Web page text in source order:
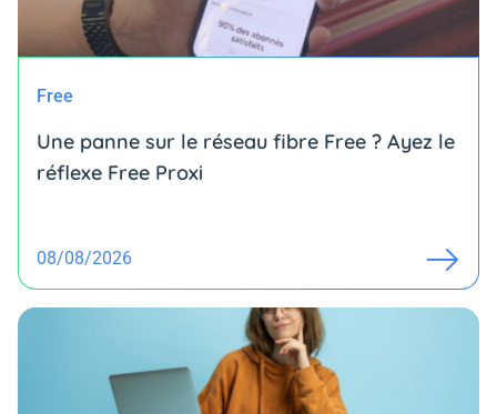
Free
Une panne sur le réseau fibre Free ? Ayez le
réflexe Free Proxi
08/08/2026